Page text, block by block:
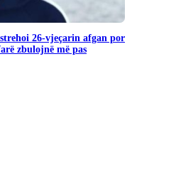
26-vjeçarin afgan por
zbulojnë më pas